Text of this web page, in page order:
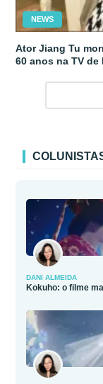
NEWS
Ator Jiang Tu
60 anos na TV de
DANI ALMEIDA
Kokuho: o filme